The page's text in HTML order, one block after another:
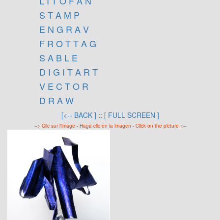
S T A M P
E N G R A V
F R O T T A G
S A B L E
D I G I T A R T
V E C T O R
D R A W
[<-- BACK ] :: [ FULL SCREEN ]
--> Clic sur l'image - Haga clic en la imagen - Click on the picture <--